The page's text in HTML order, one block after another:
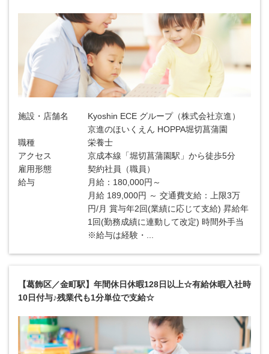
施設・店舗名
Kyoshin ECE グループ（株式会社京進）
京進のほいくえん HOPPA堀切菖蒲園
職種
栄養士
アクセス
京成本線「堀切菖蒲園駅」から徒歩5分
雇用形態
契約社員（職員）
給与
月給：180,000円～
月給 189,000円 ～ 交通費支給：上限3万
円/月 賞与年2回(業績に応じて支給) 昇給年
1回(勤務成績に連動して改定) 時間外手当
※給与は経験・...
【葛飾区／金町駅】年間休日休暇128日以上☆有給休暇入社時
10日付与♪残業代も1分単位で支給☆